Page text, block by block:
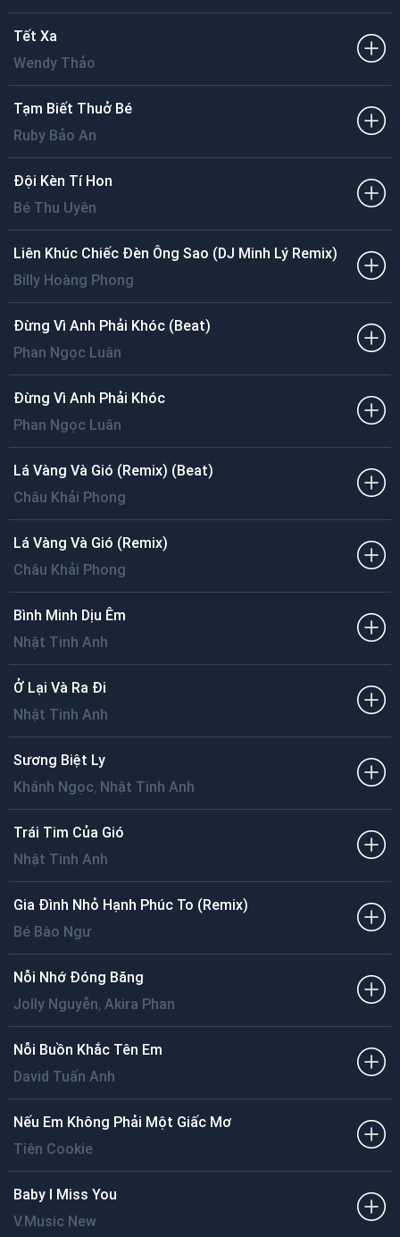
Tết Xa
Wendy Thảo
Tạm Biết Thuở Bé
Ruby Bảo An
Đội Kèn Tí Hon
Bé Thu Uyên
Liên Khúc Chiếc Đèn Ông Sao (DJ Minh Lý Remix)
Billy Hoàng Phong
Đừng Vì Anh Phải Khóc (Beat)
Phan Ngọc Luân
Đừng Vì Anh Phải Khóc
Phan Ngọc Luân
Lá Vàng Và Gió (Remix) (Beat)
Châu Khải Phong
Lá Vàng Và Gió (Remix)
Châu Khải Phong
Bình Minh Dịu Êm
Nhật Tinh Anh
Ở Lại Và Ra Đi
Nhật Tinh Anh
Sương Biệt Ly
Khánh Ngọc, Nhật Tinh Anh
Trái Tim Của Gió
Nhật Tinh Anh
Gia Đình Nhỏ Hạnh Phúc To (Remix)
Bé Bào Ngư
Nỗi Nhớ Đóng Băng
Jolly Nguyễn, Akira Phan
Nỗi Buồn Khắc Tên Em
David Tuấn Anh
Nếu Em Không Phải Một Giấc Mơ
Tiên Cookie
Baby I Miss You
V.Music New